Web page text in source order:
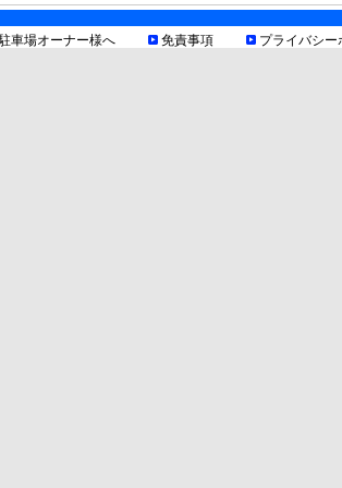
最低地上高15cm以上40cm以下
車場オーナー様へ 免責事項 プライバシー